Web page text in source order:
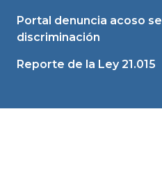
Portal denuncia acoso
discriminación
Reporte de la Ley 21.015